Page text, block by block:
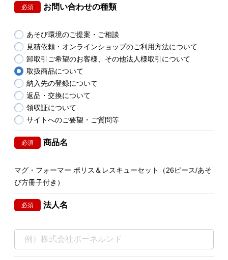
必須 お問い合わせの種類
あそび環境のご提案・ご相談
見積依頼・オンラインショップのご利用方法について
卸取引ご希望のお客様、その他法人様取引について
取扱商品について
納入先の登録について
返品・交換について
領収証について
サイトへのご要望・ご質問等
必須 商品名
マグ・フォーマー ポリス＆レスキューセット（26ピース/あそ
び方冊子付き）
必須 法人名